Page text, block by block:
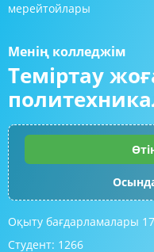
мерейтойлары
Менің колледжім
Теміртау
Оқыту бағдарламалары 17
Студент: 1266